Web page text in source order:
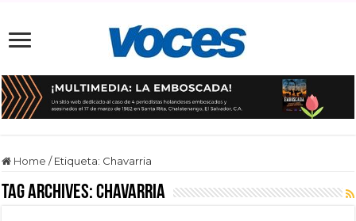
Home / Etiqueta: Chavarria
Tag Archives:Chavarria